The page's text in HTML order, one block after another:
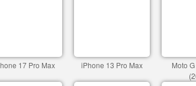
17 Pro Max iPhone 13 Pro Max
Moto